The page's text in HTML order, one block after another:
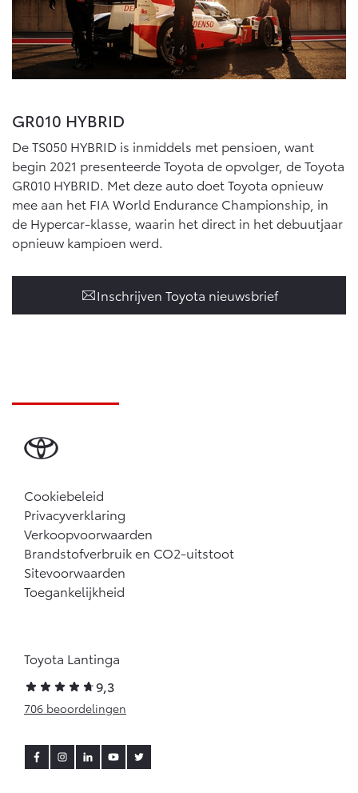
GR010 HYBRID
De TS050 HYBRID is inmiddels met pensioen, want
begin 2021 presenteerde Toyota de opvolger, de Toyota
GR010 HYBRID. Met deze auto doet Toyota opnieuw
mee aan het FIA World Endurance Championship, in
de Hypercar-klasse, waarin het direct in het debuutjaar
opnieuw kampioen werd.
Inschrijven Toyota nieuwsbrief
Cookiebeleid
Privacyverklaring
Verkoopvoorwaarden
Brandstofverbruik en CO2-uitstoot
Sitevoorwaarden
Toegankelijkheid
Toyota Lantinga
9,3
706 beoordelingen